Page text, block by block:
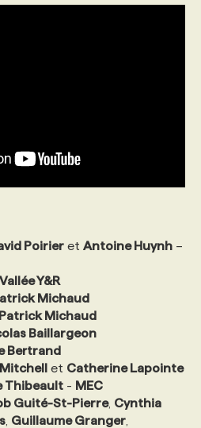
Poirier et Antoine Huynh –
Y&R
Michaud
Patrick Michaud
Baillargeon
Bertrand
et Catherine Lapointe
Thibeault - MEC
Guité-St-Pierre, Cynthia
Guillaume Granger